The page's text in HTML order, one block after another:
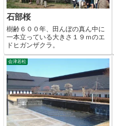
石部桜
樹齢６００年、田んぼの真ん中に
一本立っている大きさ１９ｍのエ
ドヒガンザクラ。
会津若松